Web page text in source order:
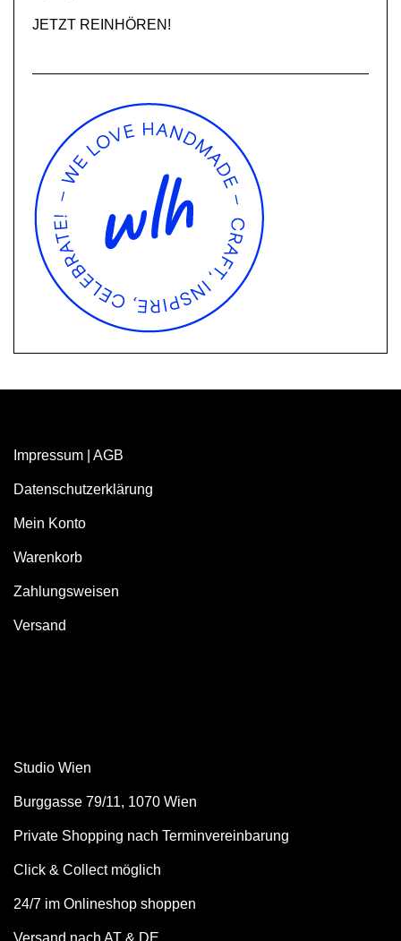
JETZT REINHÖREN!
Impressum AGB
Datenschutzerklärung
Mein Konto
Warenkorb
Zahlungsweisen
Versand
Studio Wien
Burggasse 79/11, 1070 Wien
Private Shopping nach Terminvereinbarung
Click & Collect möglich
24/7 im Onlineshop shoppen
Versand nach AT & DE